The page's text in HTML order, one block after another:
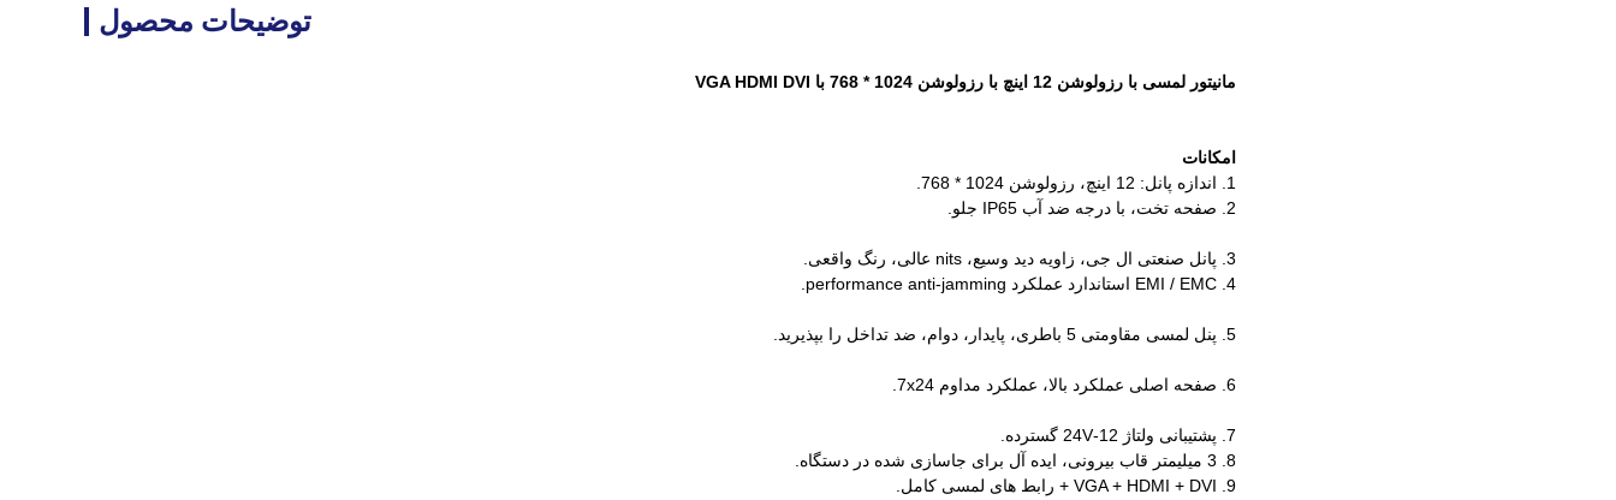
توضیحات محصول
مانیتور لمسی با رزولوشن 12 اینچ با رزولوشن 1024 * 768 با VGA HDMI DVI
امکانات
1. اندازه پانل: 12 اینچ، رزولوشن 1024 * 768.
2. صفحه تخت، با درجه ضد آب IP65 جلو.
3. پانل صنعتی ال جی، زاویه دید وسیع، nits عالی، رنگ واقعی.
4. EMI / EMC استاندارد عملکرد performance anti-jamming.
5. پنل لمسی مقاومتی 5 باطری، پایدار، دوام، ضد تداخل را بپذیرید.
6. صفحه اصلی عملکرد بالا، عملکرد مداوم 7x24.
7. پشتیبانی ولتاژ 12-24V گسترده.
8. 3 میلیمتر قاب بیرونی، ایده آل برای جاسازی شده در دستگاه.
9. VGA + HDMI + DVI + رابط های لمسی کامل.